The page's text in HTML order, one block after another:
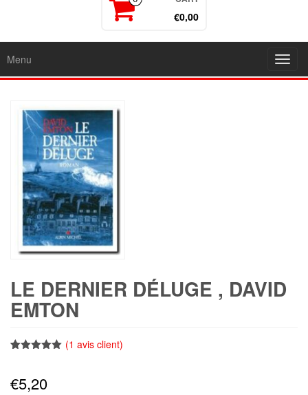
€0,00
Menu
LE DERNIER DÉLUGE , DAVID
EMTON
basé sur
notation
(1 avis client)
€5,20